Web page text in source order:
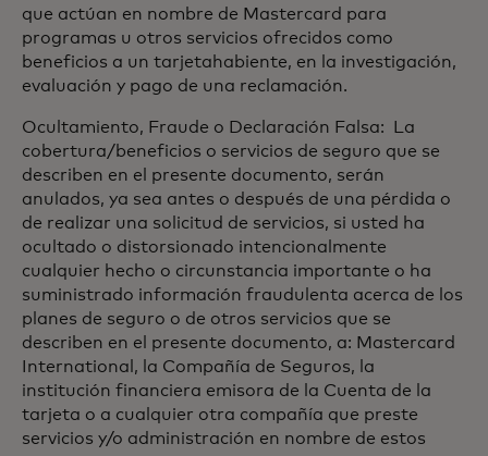
que actúan en nombre de Mastercard para
programas u otros servicios ofrecidos como
beneficios a un tarjetahabiente, en la investigación,
evaluación y pago de una reclamación.
Ocultamiento, Fraude o Declaración Falsa: La
cobertura/beneficios o servicios de seguro que se
describen en el presente documento, serán
anulados, ya sea antes o después de una pérdida o
de realizar una solicitud de servicios, si usted ha
ocultado o distorsionado intencionalmente
cualquier hecho o circunstancia importante o ha
suministrado información fraudulenta acerca de los
planes de seguro o de otros servicios que se
describen en el presente documento, a: Mastercard
International, la Compañía de Seguros, la
institución financiera emisora de la Cuenta de la
tarjeta o a cualquier otra compañía que preste
servicios y/o administración en nombre de estos